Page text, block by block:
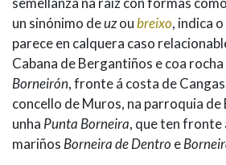
un sinónimo deuzoubreixo, indica
parece en calquera caso
Cabana de Bergantiños e coa
Borneirón, fronte á costa de
concello de Muros, na parroquia
unha Punta Borneira, que ten fronte
mariños Borneira de Dentro e